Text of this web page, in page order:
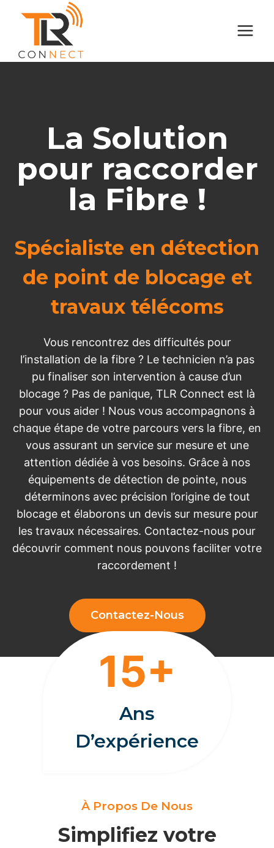
La Solution
pour raccorder
la Fibre !
Spécialiste en détection
de point de blocage et
travaux télécoms
Vous rencontrez des difficultés pour
l’installation de la fibre ? Le technicien n’a pas
pu finaliser son intervention à cause d’un
blocage ? Pas de panique, TLR Connect est là
pour vous aider ! Nous vous accompagnons à
chaque étape de votre parcours vers la fibre, en
vous assurant un service sur mesure et une
attention dédiée à vos besoins. Grâce à nos
équipements de détection de pointe, nous
déterminons avec précision l’origine de tout
blocage et élaborons un devis sur mesure pour
les travaux nécessaires. Contactez-nous pour
découvrir comment nous pouvons faciliter votre
raccordement !
Contactez-Nous
15+
Ans
D’expérience
À Propos De Nous
Simplifiez votre